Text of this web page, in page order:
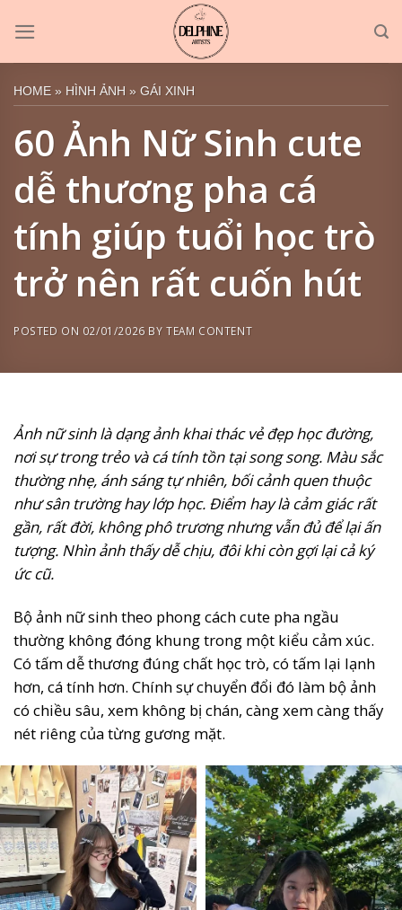
content
HOME » HÌNH ẢNH » GÁI XINH
60 Ảnh Nữ Sinh cute
dễ thương pha cá
tính giúp tuổi học trò
trở nên rất cuốn hút
POSTED ON 02/01/2026 BYTEAM CONTENT
Ảnh nữ sinh là dạng ảnh khai thác vẻ đẹp học đường,
nơi sự trong trẻo và cá tính tồn tại song song. Màu sắc
thường nhẹ, ánh sáng tự nhiên, bối cảnh quen thuộc
như sân trường hay lớp học. Điểm hay là cảm giác rất
gần, rất đời, không phô trương nhưng vẫn đủ để lại ấn
tượng. Nhìn ảnh thấy dễ chịu, đôi khi còn gợi lại cả ký
ức cũ.
Bộ ảnh nữ sinh theo phong cách cute pha ngầu
thường không đóng khung trong một kiểu cảm xúc.
Có tấm dễ thương đúng chất học trò, có tấm lại lạnh
hơn, cá tính hơn. Chính sự chuyển đổi đó làm bộ ảnh
có chiều sâu, xem không bị chán, càng xem càng thấy
nét riêng của từng gương mặt.